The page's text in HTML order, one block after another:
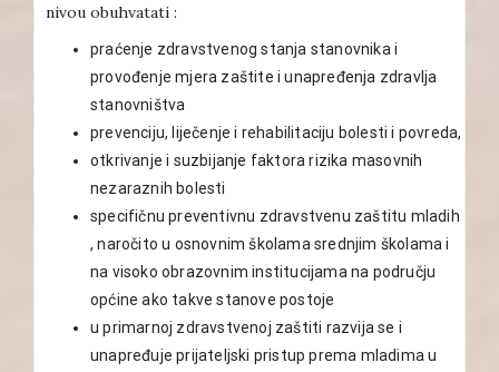
nivou obuhvatati :
praćenje zdravstvenog stanja stanovnika i
provođenje mjera zaštite i unapređenja zdravlja
stanovništva
prevenciju, liječenje i rehabilitaciju bolesti i povreda,
otkrivanje i suzbijanje faktora rizika masovnih
nezaraznih bolesti
specifičnu preventivnu zdravstvenu zaštitu mladih
, naročito u osnovnim školama srednjim školama i
na visoko obrazovnim institucijama na području
općine ako takve stanove postoje
u primarnoj zdravstvenoj zaštiti razvija se i
unapređuje prijateljski pristup prema mladima u